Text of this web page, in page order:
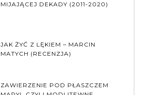
MIJAJĄCEJ DEKADY (2011-2020)
JAK ŻYĆ Z LĘKIEM – MARCIN
MATYCH (RECENZJA)
ZAWIERZENIE POD PŁASZCZEM